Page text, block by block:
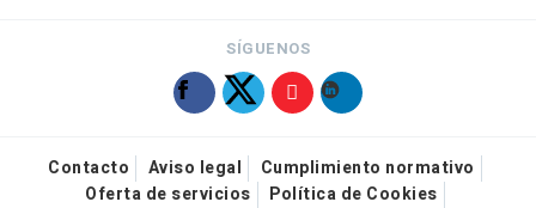
SÍGUENOS
Contacto Aviso legal
Cumplimiento normativo
Oferta de servicios
Política de Cookies